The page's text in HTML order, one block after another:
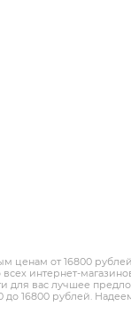
ценам от 16800
интернет-
для вас лучшее
16800 рублей.